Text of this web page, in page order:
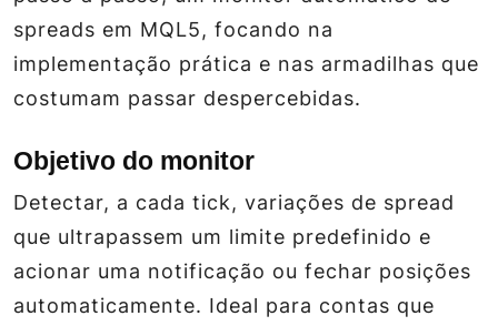
spreads em MQL5, focando na
implementação prática e nas armadilhas que
costumam passar despercebidas.
Objetivo do monitor
Detectar, a cada tick, variações de spread
que ultrapassem um limite predefinido e
acionar uma notificação ou fechar posições
automaticamente. Ideal para contas que